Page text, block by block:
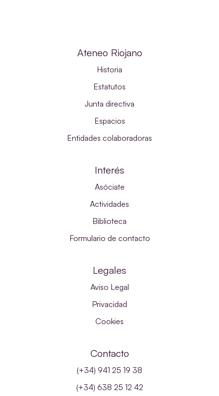
Ateneo Riojano
Historia
Estatutos
Junta directiva
Espacios
Entidades colaboradoras
Interés
Asóciate
Actividades
Biblioteca
Formulario de contacto
Legales
Aviso Legal
Privacidad
Cookies
Contacto
(+34) 941 25 19 38
(+34) 638 25 12 42